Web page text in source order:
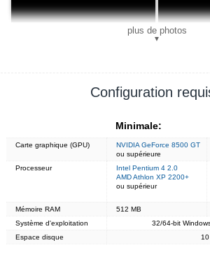
plus de photos
▼
Configuration
Minimale:
Carte graphique (GPU)
NVIDIA GeForce 8500 GT
ou supérieure
Processeur
Intel Pentium 4 2.0
AMD Athlon XP 2200+
ou supérieur
Mémoire RAM
512 MB
Système d'exploitation
32/64-bit
Espace disque